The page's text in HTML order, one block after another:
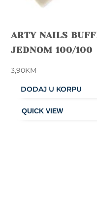
ARTY NAILS
JEDNOM 100/100
3,90KM
DODAJ U KORPU